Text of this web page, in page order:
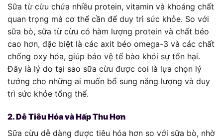
Sữa từ cừu chứa nhiều protein, vitamin và khoáng chất
quan trọng mà cơ thể cần để duy trì sức khỏe. So với
sữa bò, sữa từ cừu có hàm lượng protein và chất béo
cao hơn, đặc biệt là các axit béo omega-3 và các chất
chống oxy hóa, giúp bảo vệ tế bào khỏi sự tổn hại.
Đây là lý do tại sao sữa cừu được coi là lựa chọn lý
tưởng cho những ai muốn bổ sung năng lượng và duy
trì sức khỏe tổng thể.
2. Dễ Tiêu Hóa và Hấp Thu Hơn
Sữa cừu dễ dàng được tiêu hóa hơn so với sữa bò, nhờ